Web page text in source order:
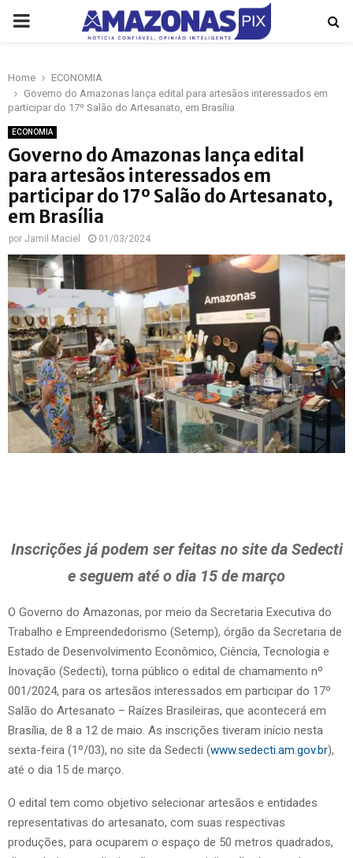
PRIMARY
Home
ECONOMIA
Governo do Amazonas lança edital para artesãos interessados em
participar do 17º Salão do Artesanato, em Brasília
ECONOMIA
Governo do Amazonas lança edital
para artesãos interessados em
participar do 17º Salão do Artesanato,
em Brasília
por Jamil Maciel 01/03/2024
Inscrições já podem ser feitas no site da Sedecti
e seguem até o dia 15 de março
O Governo do Amazonas, por meio da Secretaria Executiva do
Trabalho e Empreendedorismo (Setemp), órgão da Secretaria de
Estado de Desenvolvimento Econômico, Ciência, Tecnologia e
Inovação (Sedecti), torna público o edital de chamamento nº
001/2024, para os artesãos interessados em participar do 17º
Salão do Artesanato – Raízes Brasileiras, que acontecerá em
Brasília, de 8 a 12 de maio. As inscrições tiveram início nesta
sexta-feira (1º/03), no site da Sedecti (www.sedecti.am.gov.br),
até o dia 15 de março.
O edital tem como objetivo selecionar artesãos e entidades
representativas do artesanato, com suas respectivas
produções, para ocuparem o espaço de 50 metros quadrados,